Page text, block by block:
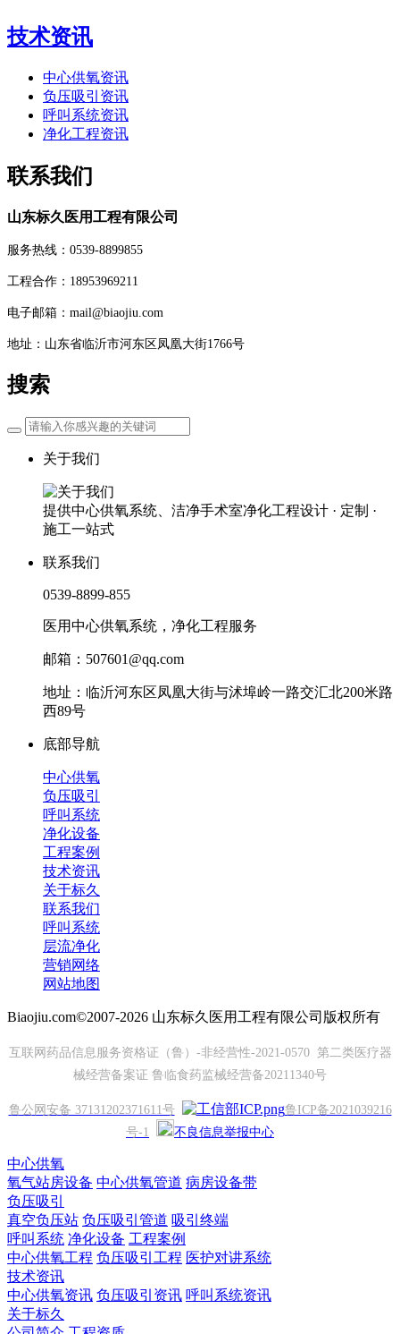
技术资讯
中心供氧资讯
负压吸引资讯
呼叫系统资讯
净化工程资讯
联系我们
山东标久医用工程有限公司
服务热线：0539-8899855
工程合作：18953969211
电子邮箱：mail@biaojiu.com
地址：山东省临沂市河东区凤凰大街1766号
搜索
关于我们
提供中心供氧系统、洁净手术室净化工程设计 · 定制 ·
施工一站式
联系我们
0539-8899-855
医用中心供氧系统，净化工程服务
邮箱：507601@qq.com
地址：临沂河东区凤凰大街与沭埠岭一路交汇北200米路
西89号
底部导航
中心供氧
负压吸引
呼叫系统
净化设备
工程案例
技术资讯
关于标久
联系我们
呼叫系统
层流净化
营销网络
网站地图
Biaojiu.com©2007-2026 山东标久医用工程有限公司版权所有
互联网药品信息服务资格证（鲁）-非经营性-2021-0570 第二类医疗器
械经营备案证 鲁临食药监械经营备20211340号
鲁公网安备 37131202371611号
鲁ICP备2021039216
号-1
不良信息举报中心
中心供氧
氧气站房设备 中心供氧管道 病房设备带
负压吸引
真空负压站 负压吸引管道 吸引终端
呼叫系统 净化设备 工程案例
中心供氧工程 负压吸引工程 医护对讲系统
技术资讯
中心供氧资讯 负压吸引资讯 呼叫系统资讯
关于标久